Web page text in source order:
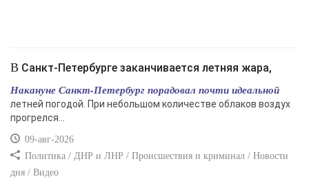
В Санкт-Петербурге заканчивается летняя жара,
Накануне Санкт-Петербург порадовал почти идеальной
летней погодой. При небольшом количестве облаков воздух
прогрелся...
09-авг-2026
Политика / ДНР и ЛНР / Происшествия и криминал / Новости
дня / Видео